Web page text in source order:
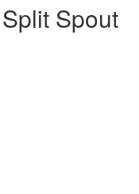
Spout